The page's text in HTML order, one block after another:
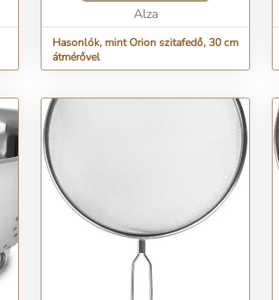
Alza
Hasonlók, mint Orion szitafedő, 30 cm
átmérővel